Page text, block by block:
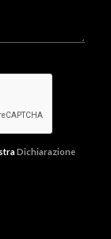
Dichiarazione